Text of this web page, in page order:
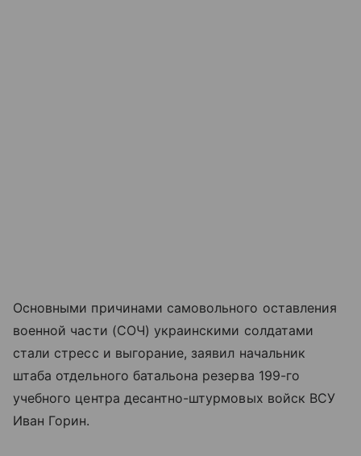
Основными причинами самовольного оставления
военной части (СОЧ) украинскими солдатами
стали стресс и выгорание, заявил начальник
штаба отдельного батальона резерва 199-го
учебного центра десантно-штурмовых войск ВСУ
Иван Горин.